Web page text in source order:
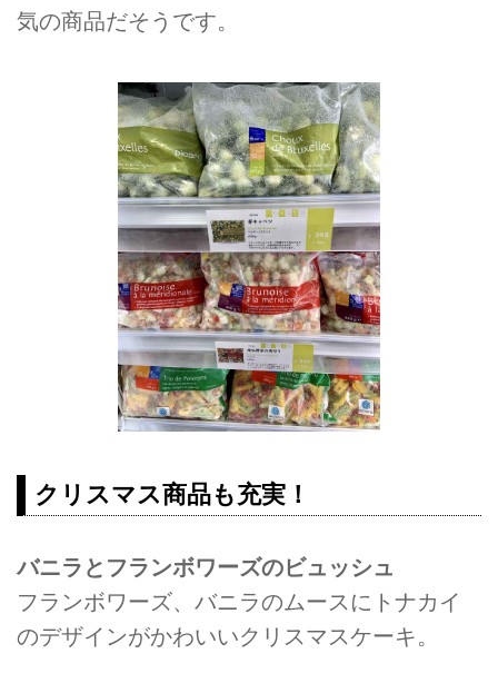
気の商品だそうです。
クリスマス商品も充実！
バニラとフランボワーズのビュッシュ
フランボワーズ、バニラのムースにトナカイ
のデザインがかわいいクリスマスケーキ。